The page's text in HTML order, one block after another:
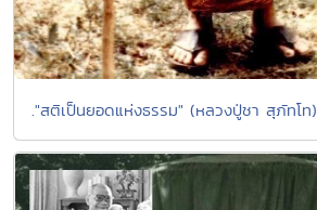
."สติเป็นยอดแห่งธรรม" (หลวงปู่ชา สุภัทโท)